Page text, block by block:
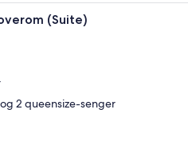
Italienske Frette-laken og
(Suite)
2 queensize-senger